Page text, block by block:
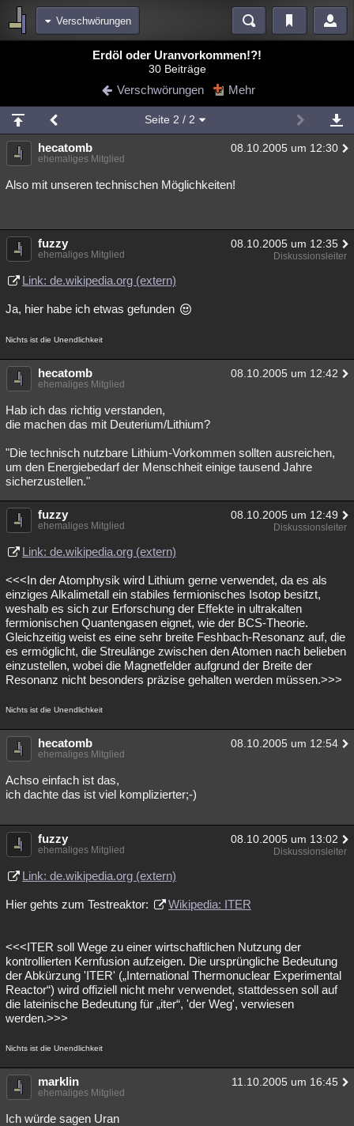
Verschwörungen
Blogs
Chat Wiki Neuigkeiten
meine Rubriken
Menschen Wissenschaft Mystery Kriminalfälle
Spiritualität Verschwörungen Technologie
weitere Rubriken
Philosophie Träume Literatur
Besucht Teilgenommen Geschlossen
Erdöl oder Uranvorkommen!?!
30 Beiträge
Verschwörungen Mehr
Seite 2 / 2
hecatomb 08.10.2005 um 12:30
ehemaliges Mitglied
Also mit unseren technischen Möglichkeiten!
fuzzy 08.10.2005 um 12:35
ehemaliges Mitglied Diskussionsleiter
Link: de.wikipedia.org (extern)
Ja, hier habe ich etwas gefunden
Nichts ist die Unendlichkeit
hecatomb 08.10.2005 um 12:42
ehemaliges Mitglied
Hab ich das richtig verstanden,
die machen das mit Deuterium/Lithium?
"Die technisch nutzbare Lithium-Vorkommen sollten ausreichen,
um den Energiebedarf der Menschheit einige tausend Jahre
sicherzustellen."
fuzzy 08.10.2005 um 12:49
ehemaliges Mitglied Diskussionsleiter
Link: de.wikipedia.org (extern)
<<<In der Atomphysik wird Lithium gerne verwendet, da es als
einziges Alkalimetall ein stabiles fermionisches Isotop besitzt,
weshalb es sich zur Erforschung der Effekte in ultrakalten
fermionischen Quantengasen eignet, wie der BCS-Theorie.
Gleichzeitig weist es eine sehr breite Feshbach-Resonanz auf, die
es ermöglicht, die Streulänge zwischen den Atomen nach belieben
einzustellen, wobei die Magnetfelder aufgrund der Breite der
Resonanz nicht besonders präzise gehalten werden müssen.>>>
Nichts ist die Unendlichkeit
hecatomb 08.10.2005 um 12:54
ehemaliges Mitglied
Achso einfach ist das,
ich dachte das ist viel komplizierter;-)
fuzzy 08.10.2005 um 13:02
ehemaliges Mitglied Diskussionsleiter
Link: de.wikipedia.org (extern)
Hier gehts zum Testreaktor: Wikipedia: ITER
<<<ITER soll Wege zu einer wirtschaftlichen Nutzung der
kontrollierten Kernfusion aufzeigen. Die ursprüngliche Bedeutung
der Abkürzung 'ITER' („International Thermonuclear Experimental
Reactor“) wird offiziell nicht mehr verwendet, stattdessen soll auf
die lateinische Bedeutung für „iter“, 'der Weg', verwiesen
werden.>>>
Nichts ist die Unendlichkeit
marklin 11.10.2005 um 16:45
ehemaliges Mitglied
Ich würde sagen Uran